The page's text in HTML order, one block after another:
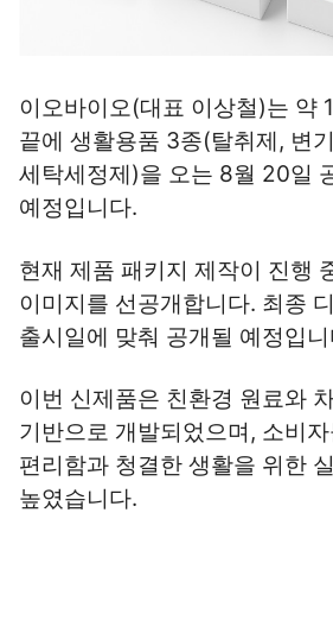
이오바이오(대표 이상철)는 약
끝에 생활용품 3종(탈취제, 변
세탁세정제)을 오는 8월 20일
예정입니다.
현재 제품 패키지 제작이 진행
이미지를 선공개합니다. 최종
출시일에 맞춰 공개될 예정입
이번 신제품은 친환경 원료와
기반으로 개발되었으며, 소비
편리함과 청결한 생활을 위한
높였습니다.